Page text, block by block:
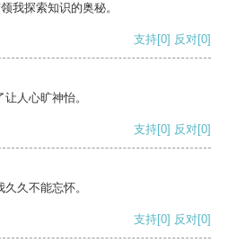
我探索知识的奥秘。
支持[0] 反对[0]
人心旷神怡。
支持[0] 反对[0]
久不能忘怀。
支持[0] 反对[0]